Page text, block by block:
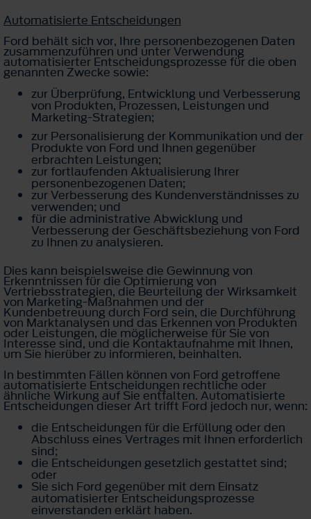
Automatisierte Entscheidungen
Ford behält sich vor, Ihre personenbezogenen Daten
zusammenzuführen und unter Verwendung
automatisierter Entscheidungsprozesse für die oben
genannten Zwecke sowie:
zur Überprüfung, Entwicklung und Verbesserung
von Produkten, Prozessen, Leistungen und
Marketing-Strategien;
zur Personalisierung der Kommunikation und der
Produkte von Ford und Ihnen gegenüber
erbrachten Leistungen;
zur fortlaufenden Aktualisierung Ihrer
personenbezogenen Daten;
zur Verbesserung des Kundenverständnisses zu
verwenden; und
für die administrative Abwicklung und
Verbesserung der Geschäftsbeziehung von Ford
zu Ihnen zu analysieren.
Dies kann beispielsweise die Gewinnung von
Erkenntnissen für die Optimierung von
Vertriebsstrategien, die Beurteilung der Wirksamkeit
von Marketing-Maßnahmen und der
Kundenbetreuung durch Ford sein, die Durchführung
von Marktanalysen und das Erkennen von Produkten
oder Leistungen, die möglicherweise für Sie von
Interesse sind, und die Kontaktaufnahme mit Ihnen,
um Sie hierüber zu informieren, beinhalten.
In bestimmten Fällen können von Ford getroffene
automatisierte Entscheidungen rechtliche oder
ähnliche Wirkung auf Sie entfalten. Automatisierte
Entscheidungen dieser Art trifft Ford jedoch nur, wenn:
die Entscheidungen für die Erfüllung oder den
Abschluss eines Vertrages mit Ihnen erforderlich
sind;
die Entscheidungen gesetzlich gestattet sind;
oder
Sie sich Ford gegenüber mit dem Einsatz
automatisierter Entscheidungsprozesse
einverstanden erklärt haben.